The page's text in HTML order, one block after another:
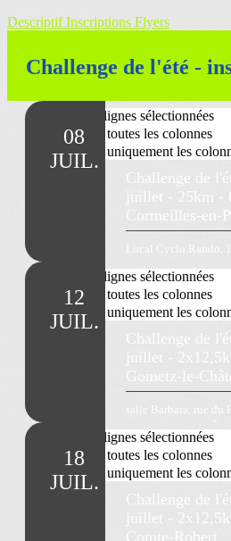
DescriptifInscriptions Flyers
Challenge de l'été -